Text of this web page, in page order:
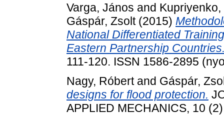
Varga, János and
Gáspár, Zsolt(2015)
National Differentiated
Eastern Partnership
111-120. ISSN 1586-2895
Nagy, Róbertand Gáspár,
designs for flood protection.
APPLIED MECHANICS, 10